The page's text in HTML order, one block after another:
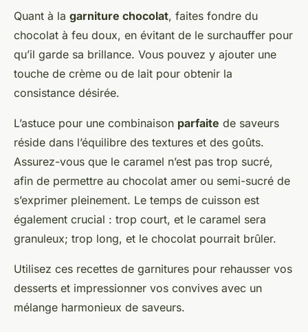
Quant à la garniture chocolat, faites fondre du
chocolat à feu doux, en évitant de le surchauffer pour
qu’il garde sa brillance. Vous pouvez y ajouter une
touche de crème ou de lait pour obtenir la
consistance désirée.
L’astuce pour une combinaison parfaite de saveurs
réside dans l’équilibre des textures et des goûts.
Assurez-vous que le caramel n’est pas trop sucré,
afin de permettre au chocolat amer ou semi-sucré de
s’exprimer pleinement. Le temps de cuisson est
également crucial : trop court, et le caramel sera
granuleux; trop long, et le chocolat pourrait brûler.
Utilisez ces recettes de garnitures pour rehausser vos
desserts et impressionner vos convives avec un
mélange harmonieux de saveurs.